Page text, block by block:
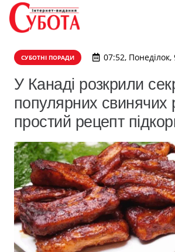
СУБОТНІ ПОРАДИ 07:52,
У Канаді розкрили
популярних свинячих
простий рецепт